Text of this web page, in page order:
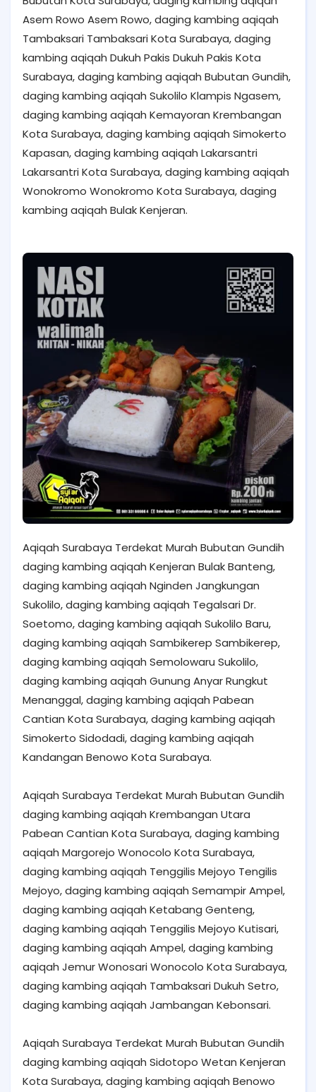
Asem Rowo Asem Rowo, daging kambing aqiqah
Tambaksari Tambaksari Kota Surabaya, daging
kambing aqiqah Dukuh Pakis Dukuh Pakis Kota
Surabaya, daging kambing aqiqah Bubutan Gundih,
daging kambing aqiqah Sukolilo Klampis Ngasem,
daging kambing aqiqah Kemayoran Krembangan
Kota Surabaya, daging kambing aqiqah Simokerto
Kapasan, daging kambing aqiqah Lakarsantri
Lakarsantri Kota Surabaya, daging kambing aqiqah
Wonokromo Wonokromo Kota Surabaya, daging
kambing aqiqah Bulak Kenjeran.
Aqiqah Surabaya Terdekat Murah Bubutan Gundih
daging kambing aqiqah Kenjeran Bulak Banteng,
daging kambing aqiqah Nginden Jangkungan
Sukolilo, daging kambing aqiqah Tegalsari Dr.
Soetomo, daging kambing aqiqah Sukolilo Baru,
daging kambing aqiqah Sambikerep Sambikerep,
daging kambing aqiqah Semolowaru Sukolilo,
daging kambing aqiqah Gunung Anyar Rungkut
Menanggal, daging kambing aqiqah Pabean
Cantian Kota Surabaya, daging kambing aqiqah
Simokerto Sidodadi, daging kambing aqiqah
Kandangan Benowo Kota Surabaya.
Aqiqah Surabaya Terdekat Murah Bubutan Gundih
daging kambing aqiqah Krembangan Utara
Pabean Cantian Kota Surabaya, daging kambing
aqiqah Margorejo Wonocolo Kota Surabaya,
daging kambing aqiqah Tenggilis Mejoyo Tengilis
Mejoyo, daging kambing aqiqah Semampir Ampel,
daging kambing aqiqah Ketabang Genteng,
daging kambing aqiqah Tenggilis Mejoyo Kutisari,
daging kambing aqiqah Ampel, daging kambing
aqiqah Jemur Wonosari Wonocolo Kota Surabaya,
daging kambing aqiqah Tambaksari Dukuh Setro,
daging kambing aqiqah Jambangan Kebonsari.
Aqiqah Surabaya Terdekat Murah Bubutan Gundih
daging kambing aqiqah Sidotopo Wetan Kenjeran
Kota Surabaya, daging kambing aqiqah Benowo